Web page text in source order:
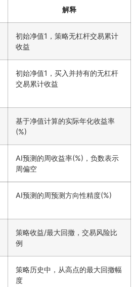
解释
初始净值1，策略无杠杆交易累计
收益
初始净值1，买入并持有的无杠杆
交易累计收益
基于净值计算的实际年化收益率
(%)
AI预测的周收益率(%)，负数表示
周偏空
AI预测的周预测方向性精度(%)
策略收益/最大回撤，交易风险比
例
策略历史中，从高点的最大回撤幅
度